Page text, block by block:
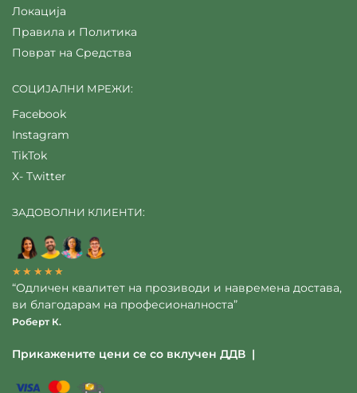
Локација
Правила и Политика
Поврат на Средства
СОЦИЈАЛНИ МРЕЖИ:
Facebook
Instagram
TikTok
X- Twitter
ЗАДОВОЛНИ КЛИЕНТИ:
★★★★★
“Одличен квалитет на прозиводи и навремена достава,
ви благодарам на професионалноста”
Роберт К.
Прикажените цени се со вклучен ДДВ |